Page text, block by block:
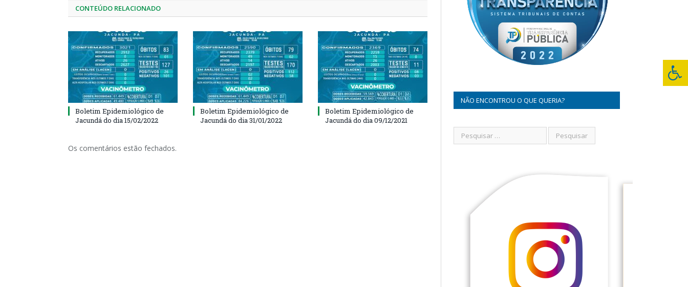
CONTEÚDO RELACIONADO
Boletim Epidemiológico de
Jacundá do dia 15/02/2022
Boletim Epidemiológico de
Jacundá do dia 31/01/2022
Boletim Epidemiológico de
Jacundá do dia 09/12/2021
Os comentários estão fechados.
NÃO ENCONTROU O QUE QUERIA?